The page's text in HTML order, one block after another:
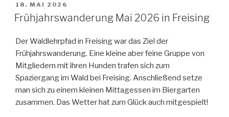
VERÖFFENTLICHT
AM
18. MAI 2026
Frühjahrswanderung Mai 2026 in Freising
Der Waldlehrpfad in Freising war das Ziel der
Frühjahrswanderung. Eine kleine aber feine Gruppe von
Mitgliedern mit ihren Hunden trafen sich zum
Spaziergang im Wald bei Freising. Anschließend setze
man sich zu einem kleinen Mittagessen im Biergarten
zusammen. Das Wetter hat zum Glück auch mitgespielt!